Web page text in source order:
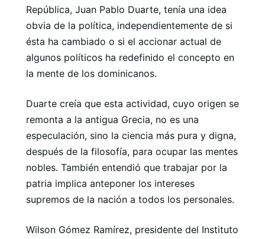
República, Juan Pablo Duarte, tenía una idea
obvia de la política, independientemente de si
ésta ha cambiado o si el accionar actual de
algunos políticos ha redefinido el concepto en
la mente de los dominicanos.
Duarte creía que esta actividad, cuyo origen se
remonta a la antigua Grecia, no es una
especulación, sino la ciencia más pura y digna,
después de la filosofía, para ocupar las mentes
nobles. También entendió que trabajar por la
patria implica anteponer los intereses
supremos de la nación a todos los personales.
Wilson Gómez Ramírez, presidente del Instituto